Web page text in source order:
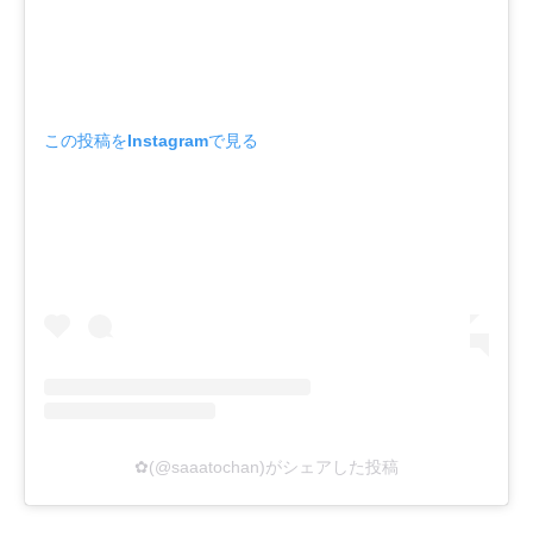
この投稿をInstagramで見る
✿(@saaatochan)がシェアした投稿